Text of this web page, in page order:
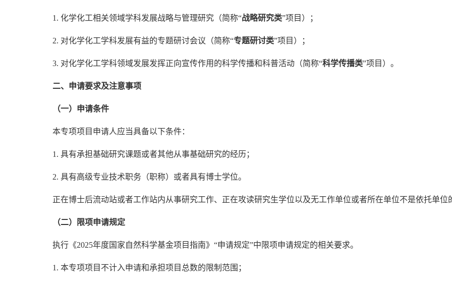
1. 化学化工相关领域学科发展战略与管理研究（简称“战略研究类”项目）；
2. 对化学化工学科发展有益的专题研讨会议（简称“专题研讨类”项目）；
3. 对化学化工学科领域发展发挥正向宣传作用的科学传播和科普活动（简称“科学传播类”项目）。
二、申请要求及注意事项
（一）申请条件
本专项项目申请人应当具备以下条件：
1. 具有承担基础研究课题或者其他从事基础研究的经历；
2. 具有高级专业技术职务（职称）或者具有博士学位。
正在博士后流动站或者工作站内从事研究工作、正在攻读研究生学位以及无工作单位或者所在单位不是依托单位
（二）限项申请规定
执行《2025年度国家自然科学基金项目指南》“申请规定”中限项申请规定的相关要求。
1. 本专项项目不计入申请和承担项目总数的限制范围；